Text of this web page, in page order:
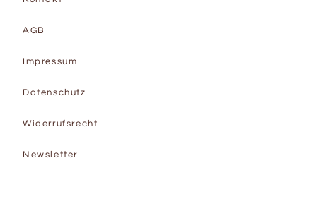
AGB
Impressum
Datenschutz
Widerrufsrecht
Newsletter